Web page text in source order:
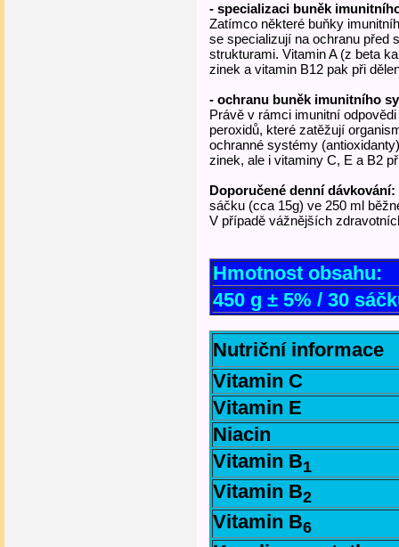
- specializaci buněk
Zatímco některé buňky
se specializují na ochranu před
strukturami. Vitamin A (z beta
zinek a vitamin B12 pak při
- ochranu buněk imunitního
Právě v rámci imunitní
peroxidů, které zatěžují
ochranné systémy
zinek, ale i vitaminy C, E a B2
Doporučené denní dávkování:
sáčku (cca 15g) ve 250 ml
V případě vážnějších
Hmotnost obsahu:
450 g ± 5% / 30
Nutriční informace
Vitamin C
Vitamin E
Niacin
Vitamin B1
Vitamin B2
Vitamin B6